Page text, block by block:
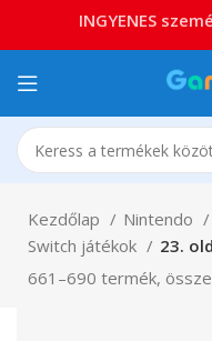
Kezdőlap Nintendo
Switch játékok
23.
661–690 termék,
INGYENES